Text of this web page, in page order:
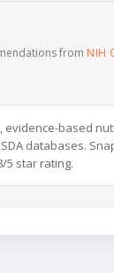
from NIH
evidence-based
databases.
5 star rating.